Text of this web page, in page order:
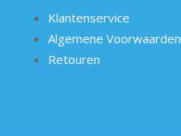
Klantenservice
Algemene Voorwaarden
Retouren